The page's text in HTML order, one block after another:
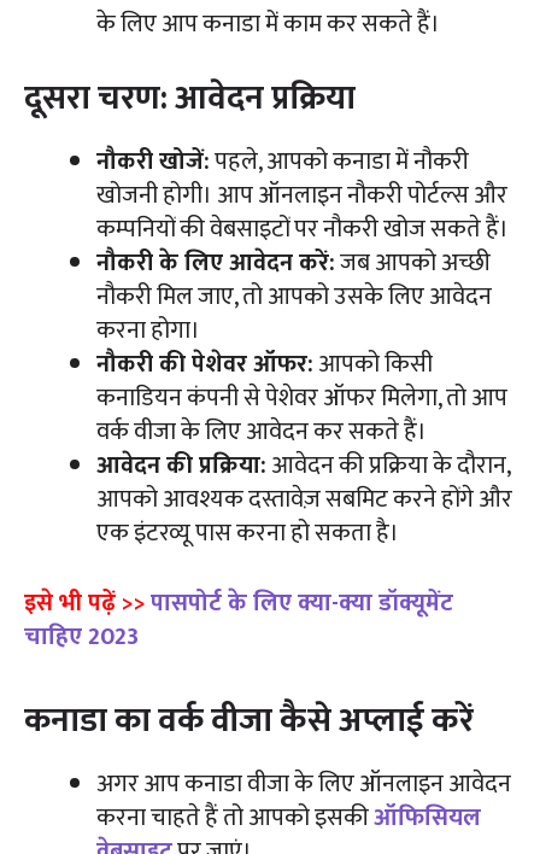
के लिए आप कनाडा में काम कर सकते हैं।
दूसरा चरण: आवेदन प्रक्रिया
नौकरी खोजें:पहले, आपको कनाडा में नौकरी
खोजनी होगी। आप ऑनलाइन नौकरी पोर्टल्स और
कम्पनियों की वेबसाइटों पर नौकरी खोज सकते हैं।
नौकरी के लिए आवेदन करें:जब आपको अच्छी
नौकरी मिल जाए, तो आपको उसके लिए आवेदन
करना होगा।
नौकरी की पेशेवर ऑफर:आपको किसी
कनाडियन कंपनी से पेशेवर ऑफर मिलेगा, तो आप
वर्क वीजा के लिए आवेदन कर सकते हैं।
आवेदन की प्रक्रिया:आवेदन की प्रक्रिया के दौरान,
आपको आवश्यक दस्तावेज़ सबमिट करने होंगे और
एक इंटरव्यू पास करना हो सकता है।
इसे भी पढ़ें >>पासपोर्ट के लिए क्या-क्या डॉक्यूमेंट
चाहिए 2023
कनाडा का वर्क वीजा कैसे अप्लाई करें
अगर आप कनाडा वीजा के लिए ऑनलाइन आवेदन
करना चाहते हैं तो आपको इसकीऑफिसियल